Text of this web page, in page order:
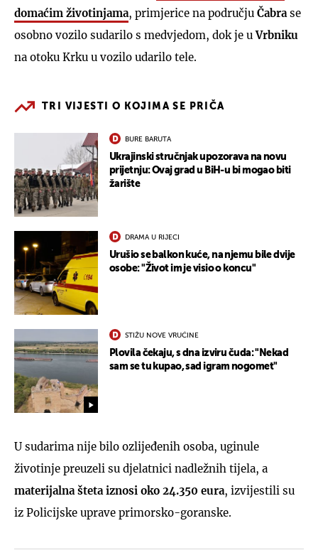
domaćim životinjama, primjerice na području Čabra se
osobno vozilo sudarilo s medvjedom, dok je uVrbniku
na otoku Krku u vozilo udarilo tele.
TRI VIJESTI O KOJIMA SE PRIČA
BURE BARUTA
Ukrajinski stručnjak upozorava na novu
prijetnju: Ovaj grad u BiH-u bi mogao biti
žarište
DRAMA U RIJECI
Urušio se balkon kuće, na njemu bile dvije
osobe: "Život im je visio o koncu"
STIŽU NOVE VRUĆINE
Plovila čekaju, s dna izviru čuda: "Nekad
sam se tu kupao, sad igram nogomet"
U sudarima nije bilo ozlijeđenih osoba, uginule
životinje preuzeli su djelatnici nadležnih tijela, a
materijalna šteta iznosi oko 24.350 eura, izvijestili su
iz Policijske uprave primorsko-goranske.